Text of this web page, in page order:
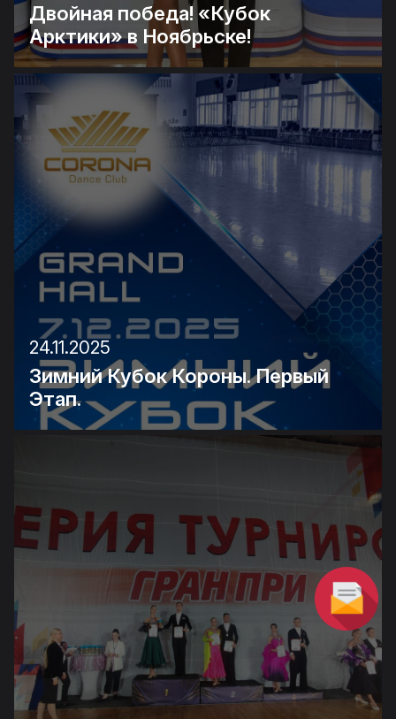
Двойная победа! «Кубок
Арктики» в Ноябрьске!
24.11.2025
Зимний Кубок Короны. Первый
Этап.